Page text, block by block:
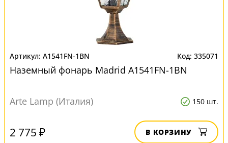
A1541FN-1BN 335071
Наземный фонарь Madrid A1541FN-1BN
Arte Lamp (Италия) 150 шт.
2 775 ₽ В КОРЗИНУ